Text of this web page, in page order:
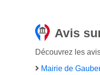
Avis
Découvrez les
Mairie de